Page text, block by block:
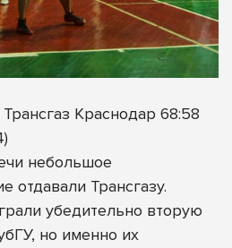
Краснодар 68:58
небольшое
отдавали Трансгазу.
убедительно вторую
но именно их